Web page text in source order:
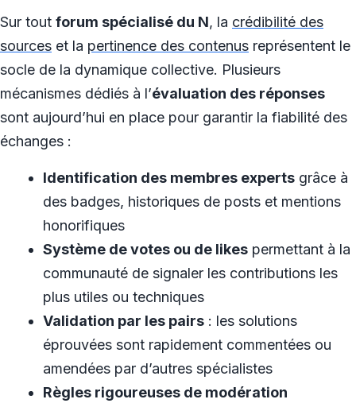
Sur tout forum spécialisé du N, la crédibilité des
sources et la pertinence des contenus représentent le
socle de la dynamique collective. Plusieurs
mécanismes dédiés à l’évaluation des réponses
sont aujourd’hui en place pour garantir la fiabilité des
échanges :
Identification des membres experts grâce à
des badges, historiques de posts et mentions
honorifiques
Système de votes ou de likes permettant à la
communauté de signaler les contributions les
plus utiles ou techniques
Validation par les pairs : les solutions
éprouvées sont rapidement commentées ou
amendées par d’autres spécialistes
Règles rigoureuses de modération